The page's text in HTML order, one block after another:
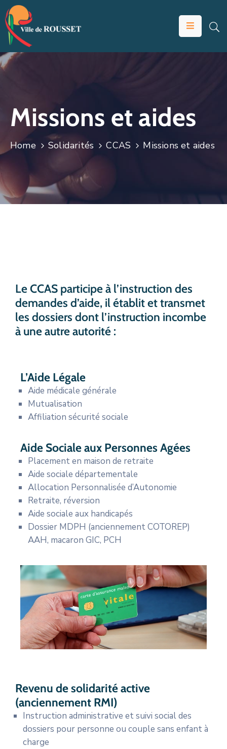
VOTRE
MAIRIE
ÉDUCATION
JEUNESSE
SOLIDARITÉS
ÉCONOMIE
Missions et aides
Home Solidarités CCAS Missions et aides
Le CCAS participe à l’instruction des
demandes d’aide, il établit et transmet
les dossiers dont l’instruction incombe
à une autre autorité :
L’Aide Légale
Aide médicale générale
Mutualisation
Affiliation sécurité sociale
Aide Sociale aux Personnes Agées
Placement en maison de retraite
Aide sociale départementale
Allocation Personnalisée d’Autonomie
Retraite, réversion
Aide sociale aux handicapés
Dossier MDPH (anciennement COTOREP)
AAH, macaron GIC, PCH
Revenu de solidarité active
(anciennement RMI)
Instruction administrative et suivi social des
dossiers pour personne ou couple sans enfant à
charge